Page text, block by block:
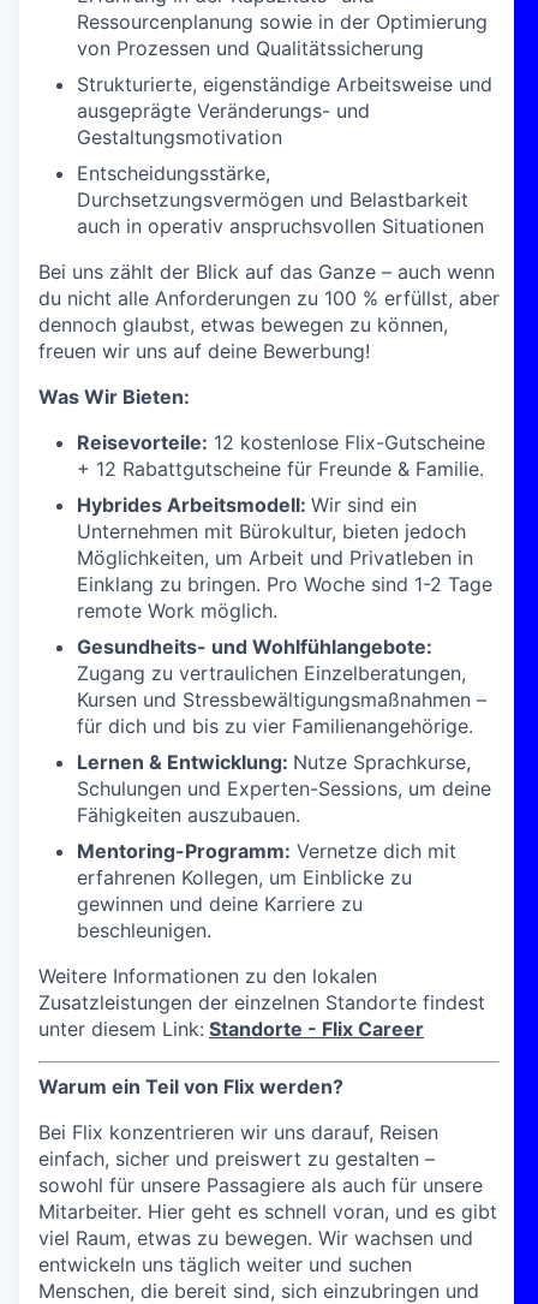
Ressourcenplanung sowie in der Optimierung
von Prozessen und Qualitätssicherung
Strukturierte, eigenständige Arbeitsweise und
ausgeprägte Veränderungs- und
Gestaltungsmotivation
Entscheidungsstärke,
Durchsetzungsvermögen und Belastbarkeit
auch in operativ anspruchsvollen Situationen
Bei uns zählt der Blick auf das Ganze – auch wenn
du nicht alle Anforderungen zu 100 % erfüllst, aber
dennoch glaubst, etwas bewegen zu können,
freuen wir uns auf deine Bewerbung!
Was Wir Bieten:
Reisevorteile: 12 kostenlose Flix-Gutscheine
+ 12 Rabattgutscheine für Freunde & Familie.
Hybrides Arbeitsmodell: Wir sind ein
Unternehmen mit Bürokultur, bieten jedoch
Möglichkeiten, um Arbeit und Privatleben in
Einklang zu bringen. Pro Woche sind 1-2 Tage
remote Work möglich.
Gesundheits- und Wohlfühlangebote:
Zugang zu vertraulichen Einzelberatungen,
Kursen und Stressbewältigungsmaßnahmen –
für dich und bis zu vier Familienangehörige.
Lernen & Entwicklung: Nutze Sprachkurse,
Schulungen und Experten-Sessions, um deine
Fähigkeiten auszubauen.
Mentoring-Programm: Vernetze dich mit
erfahrenen Kollegen, um Einblicke zu
gewinnen und deine Karriere zu
beschleunigen.
Weitere Informationen zu den lokalen
Zusatzleistungen der einzelnen Standorte findest
unter diesem Link: Standorte - Flix Career
Warum ein Teil von Flix werden?
Bei Flix konzentrieren wir uns darauf, Reisen
einfach, sicher und preiswert zu gestalten –
sowohl für unsere Passagiere als auch für unsere
Mitarbeiter. Hier geht es schnell voran, und es gibt
viel Raum, etwas zu bewegen. Wir wachsen und
entwickeln uns täglich weiter und suchen
Menschen, die bereit sind, sich einzubringen und